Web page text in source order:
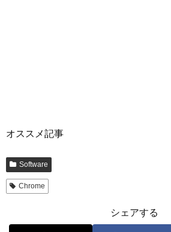
オススメ記事
Software
Chrome
シェアする